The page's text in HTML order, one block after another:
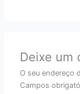
Deixe um
O seu endereço
Campos